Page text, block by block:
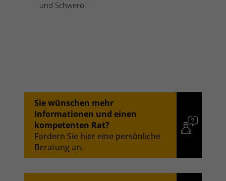
und Schweröl
Sie wünschen mehr
Informationen und einen
kompetenten Rat?
Fordern Sie hier eine persönliche
Beratung an.